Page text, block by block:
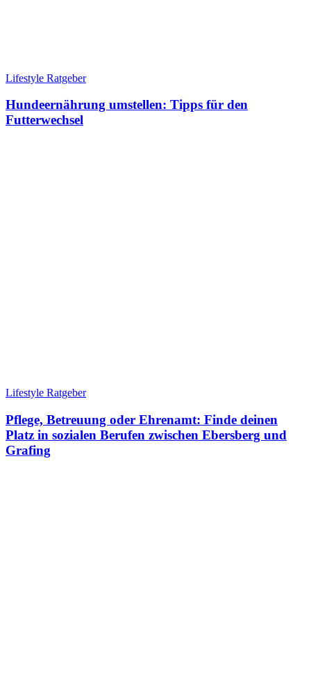
Lifestyle Ratgeber
Hundeernährung umstellen: Tipps für den
Futterwechsel
Lifestyle Ratgeber
Pflege, Betreuung oder Ehrenamt: Finde deinen
Platz in sozialen Berufen zwischen Ebersberg und
Grafing